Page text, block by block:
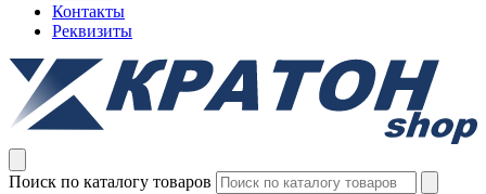
Контакты
Реквизиты
Поиск по каталогу товаров